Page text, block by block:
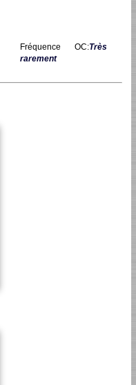
Fréquence OC:Très
rarement